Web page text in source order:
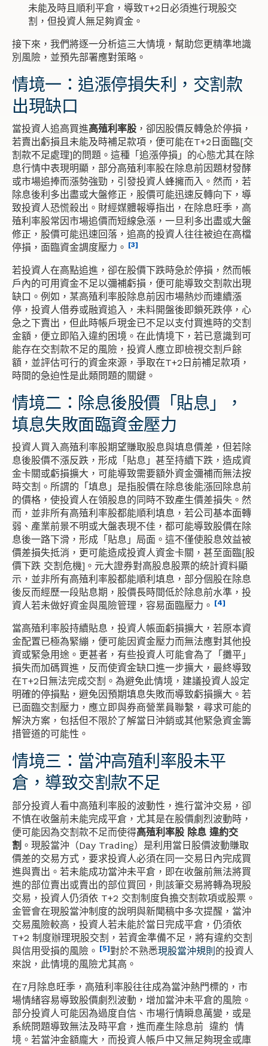
未能及時且順利平倉，導致T+2日必須進行現股交
割，但投資人無足夠資金。
接下來，我們將逐一分析這三大情境，幫助您更精準地識
別風險，並預先部署應對策略。
情境一：追漲停損失利，交割款
出現缺口
當投資人追高買進高殖利率股 ，卻因股價反轉急於停損，
若賣出虧損且未能及時補足款項，便可能在T+2日面臨[交
割款不足處理]的問題。這種「追漲停損」的心態尤其在除
息行情中表現明顯，部分高殖利率股在除息前因題材發酵
或市場追捧而漲勢強勁，引發投資人蜂擁而入。然而，若
除息後利多出盡或大盤修正，股價可能迅速反轉向下，導
致投資人恐慌殺出。財經媒體報導指出，在除息旺季，高
殖利率股常因市場追價而短線急漲，一旦利多出盡或大盤
修正，股價可能迅速回落，追高的投資人往往被迫在高檔
停損，面臨資金調度壓力。 [3]
若投資人在高點追進，卻在股價下跌時急於停損，然而帳
戶內的可用資金不足以彌補虧損，便可能導致交割款出現
缺口。例如，某高殖利率股除息前因市場熱炒而連續漲
停，投資人借券或融資追入，未料開盤後即鎖死跌停，心
急之下賣出，但此時帳戶現金已不足以支付買進時的交割
金額，便立即陷入違約困境。在此情境下，若已意識到可
能存在交割款不足的風險，投資人應立即檢視交割戶餘
額，並評估可行的資金來源，爭取在T+2日前補足款項，
時間的急迫性是此類問題的關鍵。
情境二：除息後股價「貼息」，
填息失敗面臨資金壓力
投資人買入高殖利率股期望賺取股息與填息價差，但若除
息後股價不漲反跌，形成「貼息」甚至持續下跌，造成資
金卡關或虧損擴大，可能導致需要額外資金彌補而無法按
時交割。所謂的「填息」是指股價在除息後能漲回除息前
的價格，使投資人在領股息的同時不致產生價差損失。然
而，並非所有高殖利率股都能順利填息，若公司基本面轉
弱、產業前景不明或大盤表現不佳，都可能導致股價在除
息後一路下滑，形成「貼息」局面。這不僅使股息效益被
價差損失抵消，更可能造成投資人資金卡關，甚至面臨[股
價下跌 交割危機]。元大證券對高股息股票的統計資料顯
示，並非所有高殖利率股都能順利填息，部分個股在除息
後反而經歷一段貼息期，股價長時間低於除息前水準，投
資人若未做好資金與風險管理，容易面臨壓力。 [4]
當高殖利率股持續貼息，投資人帳面虧損擴大，若原本資
金配置已極為緊繃，便可能因資金壓力而無法應對其他投
資或緊急用途。更甚者，有些投資人可能會為了「攤平」
損失而加碼買進，反而使資金缺口進一步擴大，最終導致
在T+2日無法完成交割。為避免此情境，建議投資人設定
明確的停損點，避免因預期填息失敗而導致虧損擴大。若
已面臨交割壓力，應立即與券商營業員聯繫，尋求可能的
解決方案，包括但不限於了解當日沖銷或其他緊急資金籌
措管道的可能性。
情境三：當沖高殖利率股未平
倉，導致交割款不足
部分投資人看中高殖利率股的波動性，進行當沖交易，卻
不慎在收盤前未能完成平倉，尤其是在股價劇烈波動時，
便可能因為交割款不足而使得高殖利率股 除息 違約交
割 。現股當沖（Day Trading）是利用當日股價波動賺取
價差的交易方式，要求投資人必須在同一交易日內完成買
進與賣出。若未能成功當沖未平倉 ，即在收盤前無法將買
進的部位賣出或賣出的部位買回，則該筆交易將轉為現股
交易，投資人仍須依 T+2 交割制度負擔交割款項或股票。
金管會在現股當沖制度的說明與新聞稿中多次提醒，當沖
交易風險較高，投資人若未能於當日完成平倉，仍須依
T+2 制度辦理現股交割，若資金準備不足，將有違約交割
與信用受損的風險。 [5]對於不熟悉現股當沖規則 的投資人
來說，此情境的風險尤其高。
在7月除息旺季，高殖利率股往往成為當沖熱門標的，市
場情緒容易導致股價劇烈波動，增加當沖未平倉的風險。
部分投資人可能因為過度自信、市場行情瞬息萬變，或是
系統問題導致無法及時平倉，進而產生除息前 違約 情
境 。若當沖金額龐大，而投資人帳戶中又無足夠現金或庫